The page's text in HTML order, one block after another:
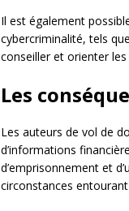
Il est également
cybercriminalité, tels
conseiller et orienter
Les
Les auteurs de vol de
d’informations
d’emprisonnement et
circonstances